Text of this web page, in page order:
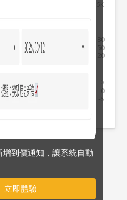
到價通知，讓系統自動
立即體驗
5K
20
50
80
-5
0
5